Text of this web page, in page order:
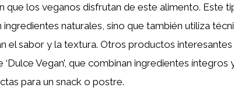
que los veganos disfrutan de este alimento. Este
naturales, sino que también utiliza
el sabor y la textura. Otros productos interesantes
‘Dulce Vegan’, que combinan ingredientes íntegros
para un snack o postre.